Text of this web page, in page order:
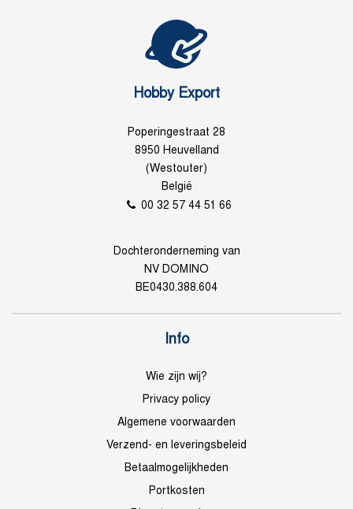
Hobby Export
Poperingestraat 28
8950 Heuvelland
(Westouter)
België
00 32 57 44 51 66
Dochteronderneming van
NV DOMINO
BE0430.388.604
Info
Wie zijn wij?
Privacy policy
Algemene voorwaarden
Verzend- en leveringsbeleid
Betaalmogelijkheden
Portkosten